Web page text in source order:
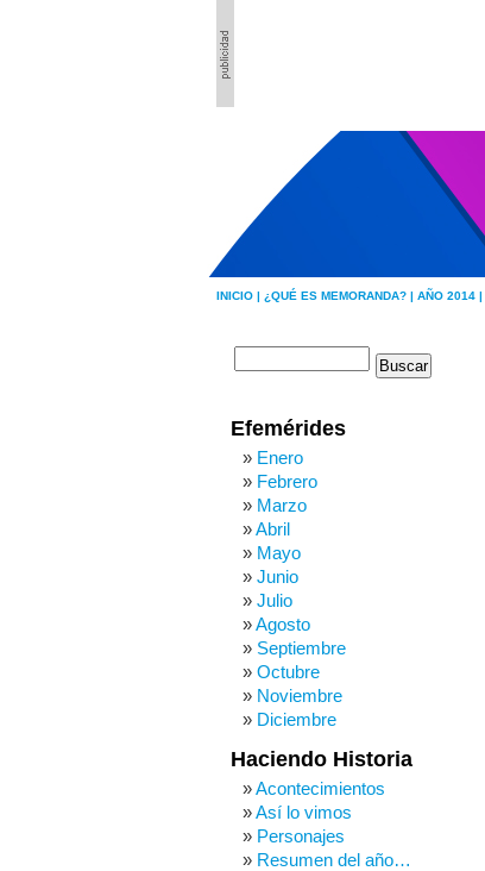
INICIO | ¿QUÉ ES MEMORANDA? | AÑO 2014 |
Efemérides
Enero
Febrero
Marzo
Abril
Mayo
Junio
Julio
Agosto
Septiembre
Octubre
Noviembre
Diciembre
Haciendo Historia
Acontecimientos
Así lo vimos
Personajes
Resumen del año…